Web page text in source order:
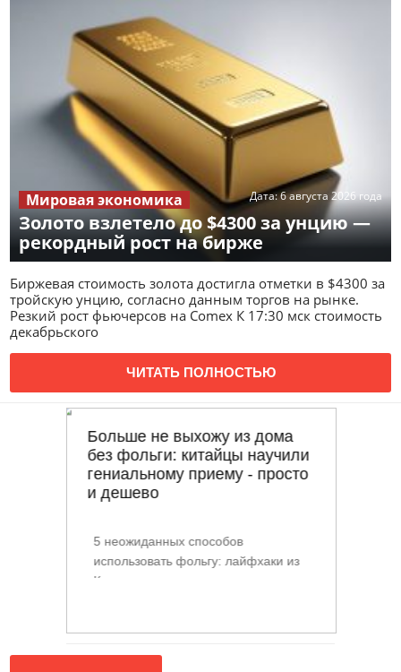
Золото взлетело до $4300 за унцию —
рекордный рост на бирже
Дата:6 августа 2026 года
Мировая экономика
Биржевая стоимость золота достигла отметки в $4300 за
тройскую унцию, согласно данным торгов на рынке.
Резкий рост фьючерсов на Comex К 17:30 мск стоимость
декабрьского
ЧИТАТЬ ПОЛНОСТЬЮ